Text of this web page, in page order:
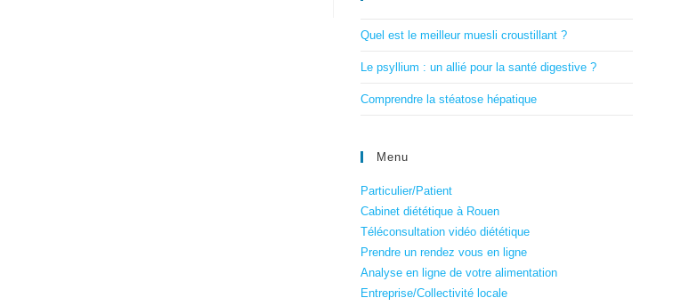
Quel est le meilleur muesli croustillant ?
Le psyllium : un allié pour la santé digestive ?
Comprendre la stéatose hépatique
Menu
Particulier/Patient
Cabinet diététique à Rouen
Téléconsultation vidéo diététique
Prendre un rendez vous en ligne
Analyse en ligne de votre alimentation
Entreprise/Collectivité locale